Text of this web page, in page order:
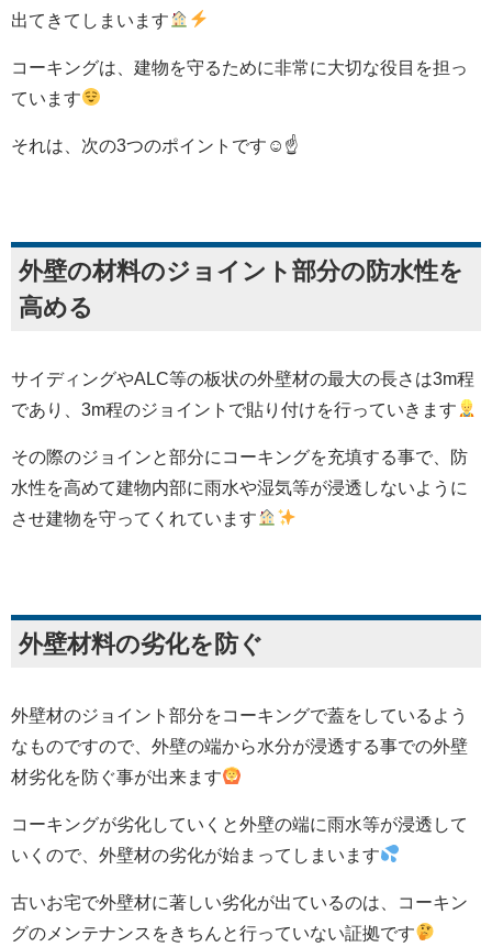
出てきてしまいます
コーキングは、建物を守るために非常に大切な役目を担っ
ています
それは、次の3つのポイントです☺☝
外壁の材料のジョイント部分の防水性を
高める
サイディングやALC等の板状の外壁材の最大の長さは3m程
であり、3m程のジョイントで貼り付けを行っていきます
その際のジョインと部分にコーキングを充填する事で、防
水性を高めて建物内部に雨水や湿気等が浸透しないように
させ建物を守ってくれています
外壁材料の劣化を防ぐ
外壁材のジョイント部分をコーキングで蓋をしているよう
なものですので、外壁の端から水分が浸透する事での外壁
材劣化を防ぐ事が出来ます
コーキングが劣化していくと外壁の端に雨水等が浸透して
いくので、外壁材の劣化が始まってしまいます
古いお宅で外壁材に著しい劣化が出ているのは、コーキン
グのメンテナンスをきちんと行っていない証拠です